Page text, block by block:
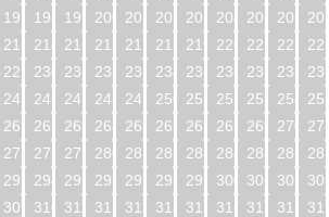
197 198 199 200 201 202 203 204 205 206
213 214 215 216 217 218 219 220 221 222
229 230 231 232 233 234 235 236 237 238
245 246 247 248 249 250 251 252 253 254
261 262 263 264 265 266 267 268 269 270
277 278 279 280 281 282 283 284 285 286
293 294 295 296 297 298 299 300 301 302
309 310 311 312 313 314 315 316 317 318